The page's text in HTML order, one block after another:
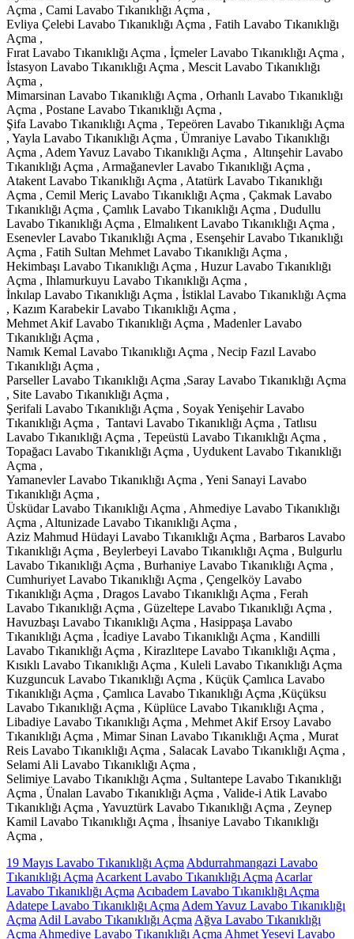
Açma , Cami Lavabo Tıkanıklığı Açma ,
Evliya Çelebi Lavabo Tıkanıklığı Açma , Fatih Lavabo Tıkanıklığı
Açma ,
Fırat Lavabo Tıkanıklığı Açma , İçmeler Lavabo Tıkanıklığı Açma ,
İstasyon Lavabo Tıkanıklığı Açma , Mescit Lavabo Tıkanıklığı
Açma ,
Mimarsinan Lavabo Tıkanıklığı Açma , Orhanlı Lavabo Tıkanıklığı
Açma , Postane Lavabo Tıkanıklığı Açma ,
Şifa Lavabo Tıkanıklığı Açma , Tepeören Lavabo Tıkanıklığı Açma
, Yayla Lavabo Tıkanıklığı Açma , Ümraniye Lavabo Tıkanıklığı
Açma , Adem Yavuz Lavabo Tıkanıklığı Açma , Altınşehir Lavabo
Tıkanıklığı Açma , Armağanevler Lavabo Tıkanıklığı Açma ,
Atakent Lavabo Tıkanıklığı Açma , Atatürk Lavabo Tıkanıklığı
Açma , Cemil Meriç Lavabo Tıkanıklığı Açma , Çakmak Lavabo
Tıkanıklığı Açma , Çamlık Lavabo Tıkanıklığı Açma , Dudullu
Lavabo Tıkanıklığı Açma , Elmalıkent Lavabo Tıkanıklığı Açma ,
Esenevler Lavabo Tıkanıklığı Açma , Esenşehir Lavabo Tıkanıklığı
Açma , Fatih Sultan Mehmet Lavabo Tıkanıklığı Açma ,
Hekimbaşı Lavabo Tıkanıklığı Açma , Huzur Lavabo Tıkanıklığı
Açma , Ihlamurkuyu Lavabo Tıkanıklığı Açma ,
İnkılap Lavabo Tıkanıklığı Açma , İstiklal Lavabo Tıkanıklığı Açma
, Kazım Karabekir Lavabo Tıkanıklığı Açma ,
Mehmet Akif Lavabo Tıkanıklığı Açma , Madenler Lavabo
Tıkanıklığı Açma ,
Namık Kemal Lavabo Tıkanıklığı Açma , Necip Fazıl Lavabo
Tıkanıklığı Açma ,
Parseller Lavabo Tıkanıklığı Açma ,Saray Lavabo Tıkanıklığı Açma
, Site Lavabo Tıkanıklığı Açma ,
Şerifali Lavabo Tıkanıklığı Açma , Soyak Yenişehir Lavabo
Tıkanıklığı Açma , Tantavi Lavabo Tıkanıklığı Açma , Tatlısu
Lavabo Tıkanıklığı Açma , Tepeüstü Lavabo Tıkanıklığı Açma ,
Topağacı Lavabo Tıkanıklığı Açma , Uydukent Lavabo Tıkanıklığı
Açma ,
Yamanevler Lavabo Tıkanıklığı Açma , Yeni Sanayi Lavabo
Tıkanıklığı Açma ,
Üsküdar Lavabo Tıkanıklığı Açma , Ahmediye Lavabo Tıkanıklığı
Açma , Altunizade Lavabo Tıkanıklığı Açma ,
Aziz Mahmud Hüdayi Lavabo Tıkanıklığı Açma , Barbaros Lavabo
Tıkanıklığı Açma , Beylerbeyi Lavabo Tıkanıklığı Açma , Bulgurlu
Lavabo Tıkanıklığı Açma , Burhaniye Lavabo Tıkanıklığı Açma ,
Cumhuriyet Lavabo Tıkanıklığı Açma , Çengelköy Lavabo
Tıkanıklığı Açma , Dragos Lavabo Tıkanıklığı Açma , Ferah
Lavabo Tıkanıklığı Açma , Güzeltepe Lavabo Tıkanıklığı Açma ,
Havuzbaşı Lavabo Tıkanıklığı Açma , Hasippaşa Lavabo
Tıkanıklığı Açma , İcadiye Lavabo Tıkanıklığı Açma , Kandilli
Lavabo Tıkanıklığı Açma , Kirazlıtepe Lavabo Tıkanıklığı Açma ,
Kısıklı Lavabo Tıkanıklığı Açma , Kuleli Lavabo Tıkanıklığı Açma
Kuzguncuk Lavabo Tıkanıklığı Açma , Küçük Çamlıca Lavabo
Tıkanıklığı Açma , Çamlıca Lavabo Tıkanıklığı Açma ,Küçüksu
Lavabo Tıkanıklığı Açma , Küplüce Lavabo Tıkanıklığı Açma ,
Libadiye Lavabo Tıkanıklığı Açma , Mehmet Akif Ersoy Lavabo
Tıkanıklığı Açma , Mimar Sinan Lavabo Tıkanıklığı Açma , Murat
Reis Lavabo Tıkanıklığı Açma , Salacak Lavabo Tıkanıklığı Açma ,
Selami Ali Lavabo Tıkanıklığı Açma ,
Selimiye Lavabo Tıkanıklığı Açma , Sultantepe Lavabo Tıkanıklığı
Açma , Ünalan Lavabo Tıkanıklığı Açma , Valide-i Atik Lavabo
Tıkanıklığı Açma , Yavuztürk Lavabo Tıkanıklığı Açma , Zeynep
Kamil Lavabo Tıkanıklığı Açma , İhsaniye Lavabo Tıkanıklığı
Açma ,
19 Mayıs Lavabo Tıkanıklığı Açma Abdurrahmangazi Lavabo
Tıkanıklığı Açma Acarkent Lavabo Tıkanıklığı Açma Acarlar
Lavabo Tıkanıklığı Açma Acıbadem Lavabo Tıkanıklığı Açma
Adatepe Lavabo Tıkanıklığı Açma Adem Yavuz Lavabo Tıkanıklığı
Açma Adil Lavabo Tıkanıklığı Açma Ağva Lavabo Tıkanıklığı
Açma Ahmediye Lavabo Tıkanıklığı Açma Ahmet Yesevi Lavabo